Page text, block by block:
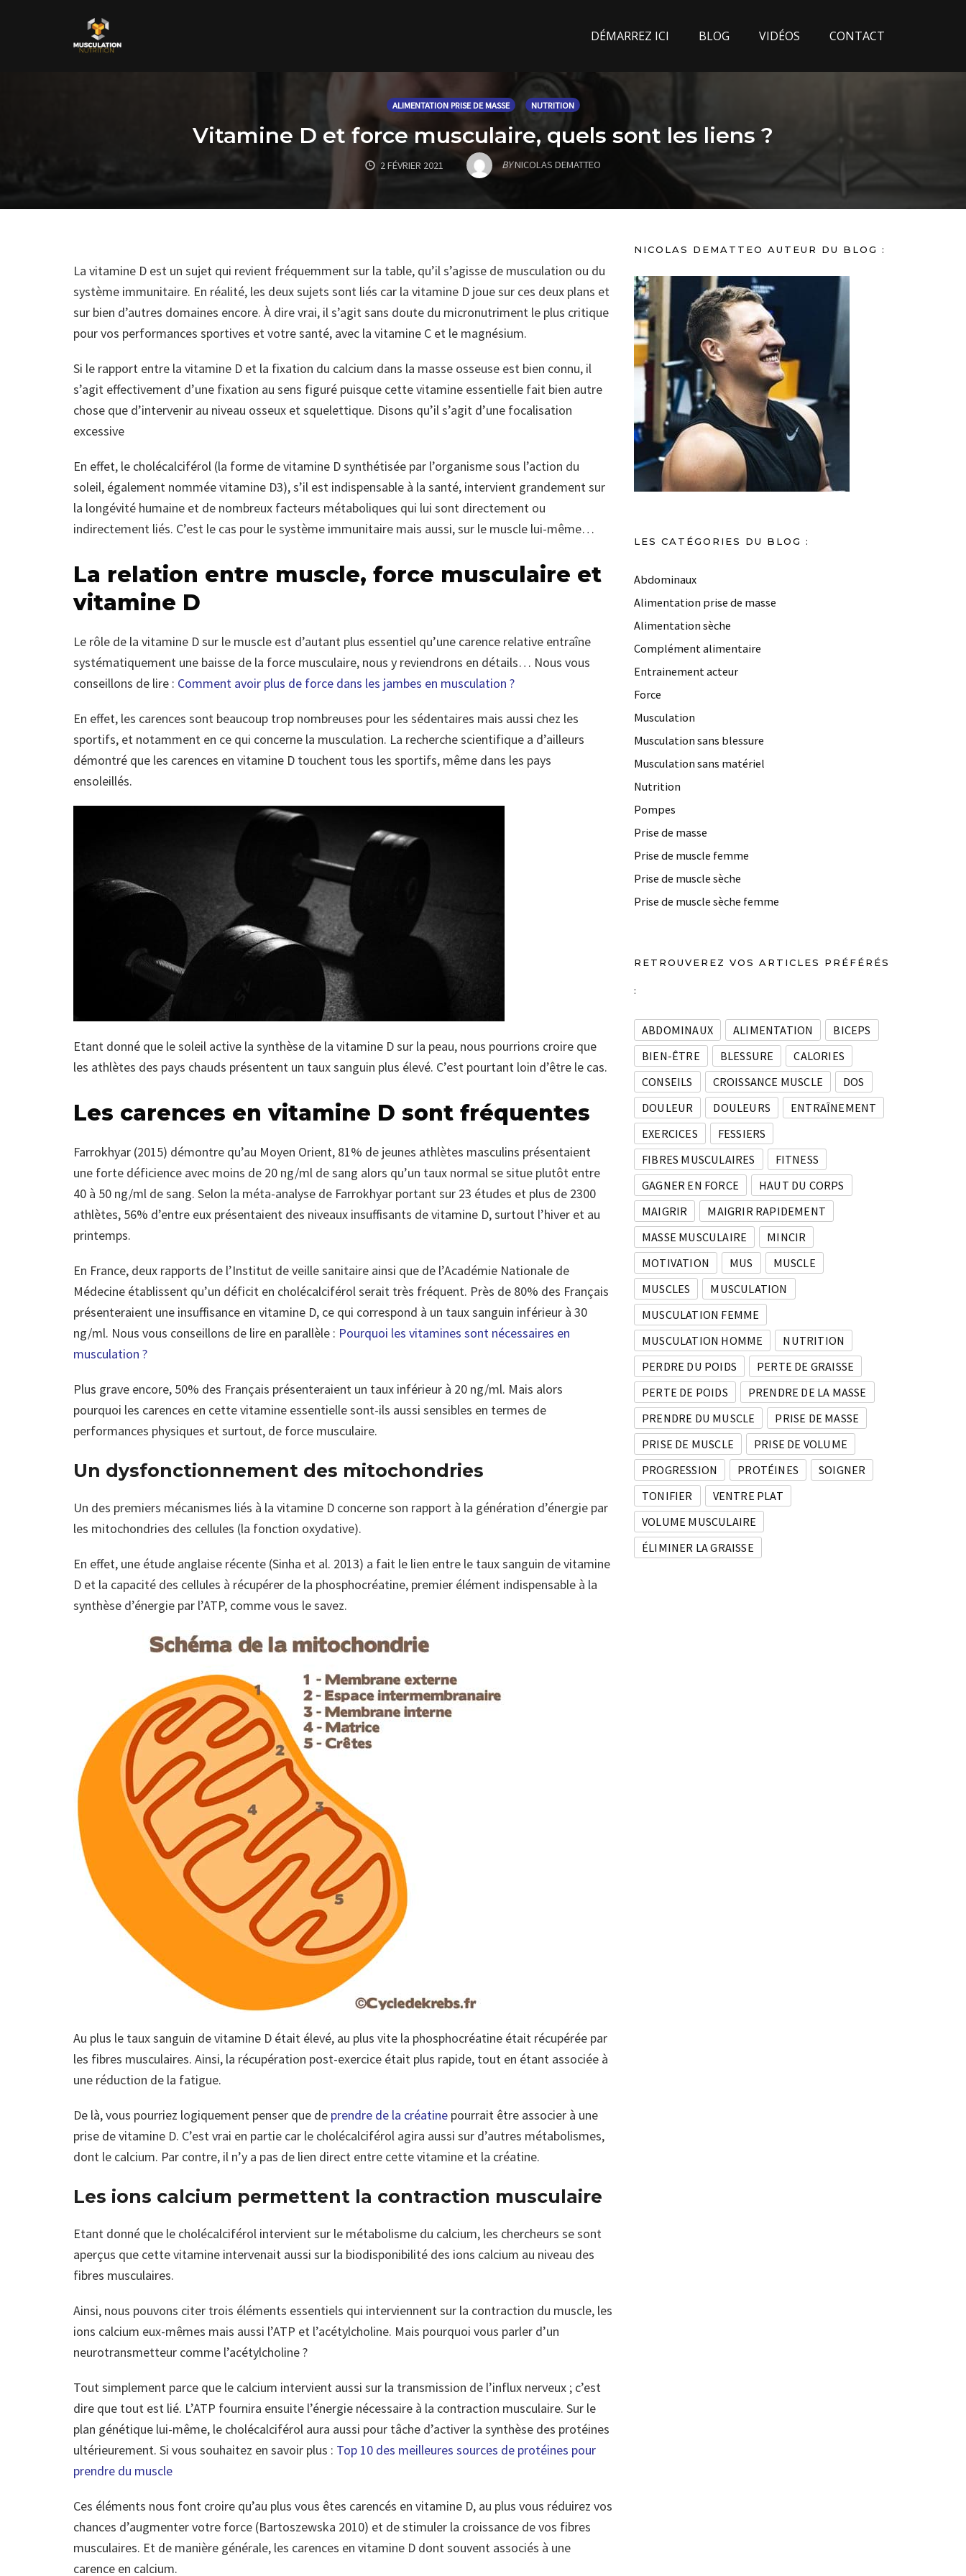
DÉMARREZ ICI BLOG VIDÉOS CONTACT
ALIMENTATION PRISE DE MASSE NUTRITION
Vitamine D et force musculaire, quels sont les liens ?
2 FÉVRIER 2021 BYNICOLAS DEMATTEO
La vitamine D est un sujet qui revient fréquemment sur la table, qu’il s’agisse de musculation ou du
système immunitaire. En réalité, les deux sujets sont liés car la vitamine D joue sur ces deux plans et
sur bien d’autres domaines encore. À dire vrai, il s’agit sans doute du micronutriment le plus critique
pour vos performances sportives et votre santé, avec la vitamine C et le magnésium.
Si le rapport entre la vitamine D et la fixation du calcium dans la masse osseuse est bien connu, il
s’agit effectivement d’une fixation au sens figuré puisque cette vitamine essentielle fait bien autre
chose que d’intervenir au niveau osseux et squelettique. Disons qu’il s’agit d’une focalisation
excessive
En effet, le cholécalciférol (la forme de vitamine D synthétisée par l’organisme sous l’action du
soleil, également nommée vitamine D3), s’il est indispensable à la santé, intervient grandement sur
la longévité humaine et de nombreux facteurs métaboliques qui lui sont directement ou
indirectement liés. C’est le cas pour le système immunitaire mais aussi, sur le muscle lui-même…
La relation entre muscle, force musculaire et
vitamine D
Le rôle de la vitamine D sur le muscle est d’autant plus essentiel qu’une carence relative entraîne
systématiquement une baisse de la force musculaire, nous y reviendrons en détails… Nous vous
conseillons de lire : Comment avoir plus de force dans les jambes en musculation ?
En effet, les carences sont beaucoup trop nombreuses pour les sédentaires mais aussi chez les
sportifs, et notamment en ce qui concerne la musculation. La recherche scientifique a d’ailleurs
démontré que les carences en vitamine D touchent tous les sportifs, même dans les pays
ensoleillés.
Etant donné que le soleil active la synthèse de la vitamine D sur la peau, nous pourrions croire que
les athlètes des pays chauds présentent un taux sanguin plus élevé. C’est pourtant loin d’être le cas.
Les carences en vitamine D sont fréquentes
Farrokhyar (2015) démontre qu’au Moyen Orient, 81% de jeunes athlètes masculins présentaient
une forte déficience avec moins de 20 ng/ml de sang alors qu’un taux normal se situe plutôt entre
40 à 50 ng/ml de sang. Selon la méta-analyse de Farrokhyar portant sur 23 études et plus de 2300
athlètes, 56% d’entre eux présentaient des niveaux insuffisants de vitamine D, surtout l’hiver et au
printemps.
En France, deux rapports de l’Institut de veille sanitaire ainsi que de l’Académie Nationale de
Médecine établissent qu’un déficit en cholécalciférol serait très fréquent. Près de 80% des Français
présenteraient une insuffisance en vitamine D, ce qui correspond à un taux sanguin inférieur à 30
ng/ml. Nous vous conseillons de lire en parallèle : Pourquoi les vitamines sont nécessaires en
musculation ?
Plus grave encore, 50% des Français présenteraient un taux inférieur à 20 ng/ml. Mais alors
pourquoi les carences en cette vitamine essentielle sont-ils aussi sensibles en termes de
performances physiques et surtout, de force musculaire.
Un dysfonctionnement des mitochondries
Un des premiers mécanismes liés à la vitamine D concerne son rapport à la génération d’énergie par
les mitochondries des cellules (la fonction oxydative).
En effet, une étude anglaise récente (Sinha et al. 2013) a fait le lien entre le taux sanguin de vitamine
D et la capacité des cellules à récupérer de la phosphocréatine, premier élément indispensable à la
synthèse d’énergie par l’ATP, comme vous le savez.
Au plus le taux sanguin de vitamine D était élevé, au plus vite la phosphocréatine était récupérée par
les fibres musculaires. Ainsi, la récupération post-exercice était plus rapide, tout en étant associée à
une réduction de la fatigue.
De là, vous pourriez logiquement penser que de prendre de la créatine pourrait être associer à une
prise de vitamine D. C’est vrai en partie car le cholécalciférol agira aussi sur d’autres métabolismes,
dont le calcium. Par contre, il n’y a pas de lien direct entre cette vitamine et la créatine.
Les ions calcium permettent la contraction musculaire
Etant donné que le cholécalciférol intervient sur le métabolisme du calcium, les chercheurs se sont
aperçus que cette vitamine intervenait aussi sur la biodisponibilité des ions calcium au niveau des
fibres musculaires.
Ainsi, nous pouvons citer trois éléments essentiels qui interviennent sur la contraction du muscle, les
ions calcium eux-mêmes mais aussi l’ATP et l’acétylcholine. Mais pourquoi vous parler d’un
neurotransmetteur comme l’acétylcholine ?
Tout simplement parce que le calcium intervient aussi sur la transmission de l’influx nerveux ; c’est
dire que tout est lié. L’ATP fournira ensuite l’énergie nécessaire à la contraction musculaire. Sur le
plan génétique lui-même, le cholécalciférol aura aussi pour tâche d’activer la synthèse des protéines
ultérieurement. Si vous souhaitez en savoir plus : Top 10 des meilleures sources de protéines pour
prendre du muscle
Ces éléments nous font croire qu’au plus vous êtes carencés en vitamine D, au plus vous réduirez vos
chances d’augmenter votre force (Bartoszewska 2010) et de stimuler la croissance de vos fibres
musculaires. Et de manière générale, les carences en vitamine D dont souvent associés à une
carence en calcium.
NICOLAS DEMATTEO AUTEUR DU BLOG :
LES CATÉGORIES DU BLOG :
Abdominaux
Alimentation prise de masse
Alimentation sèche
Complément alimentaire
Entrainement acteur
Force
Musculation
Musculation sans blessure
Musculation sans matériel
Nutrition
Pompes
Prise de masse
Prise de muscle femme
Prise de muscle sèche
Prise de muscle sèche femme
RETROUVEREZ VOS ARTICLES PRÉFÉRÉS
:
ABDOMINAUX ALIMENTATION
BICEPS
BIEN-ÊTRE
BLESSURE
CALORIES
CONSEILS
CROISSANCE MUSCLE
DOS
DOULEUR
DOULEURS
ENTRAÎNEMENT
EXERCICES
FESSIERS
FIBRES MUSCULAIRES
FITNESS
GAGNER EN FORCE
HAUT DU CORPS
MAIGRIR
MAIGRIR RAPIDEMENT
MASSE MUSCULAIRE
MINCIR
MOTIVATION
MUS
MUSCLE
MUSCLES
MUSCULATION
MUSCULATION FEMME
MUSCULATION HOMME
NUTRITION
PERDRE DU POIDS
PERTE DE GRAISSE
PERTE DE POIDS
PRENDRE DE LA MASSE
PRENDRE DU MUSCLE
PRISE DE MASSE
PRISE DE MUSCLE
PRISE DE VOLUME
PROGRESSION
PROTÉINES
SOIGNER
TONIFIER
VENTRE PLAT
VOLUME MUSCULAIRE
ÉLIMINER LA GRAISSE